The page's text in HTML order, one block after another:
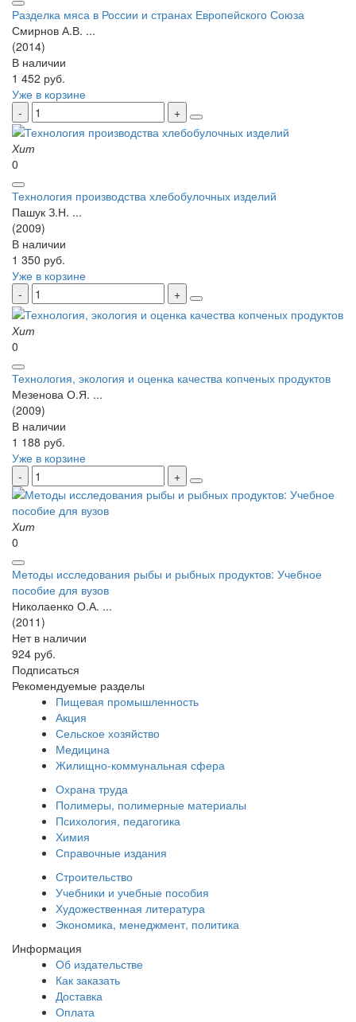
Разделка мяса в России и странах Европейского Союза
Смирнов А.В. ...
(2014)
В наличии
1 452 руб.
Уже в корзине
Хит
0
Технология производства хлебобулочных изделий
Пашук З.Н. ...
(2009)
В наличии
1 350 руб.
Уже в корзине
Хит
0
Технология, экология и оценка качества копченых продуктов
Мезенова О.Я. ...
(2009)
В наличии
1 188 руб.
Уже в корзине
Хит
0
Методы исследования рыбы и рыбных продуктов: Учебное
пособие для вузов
Николаенко О.А. ...
(2011)
Нет в наличии
924 руб.
Подписаться
Рекомендуемые разделы
Пищевая промышленность
Акция
Сельское хозяйство
Медицина
Жилищно-коммунальная сфера
Охрана труда
Полимеры, полимерные материалы
Психология, педагогика
Химия
Справочные издания
Строительство
Учебники и учебные пособия
Художественная литература
Экономика, менеджмент, политика
Информация
Об издательстве
Как заказать
Доставка
Оплата